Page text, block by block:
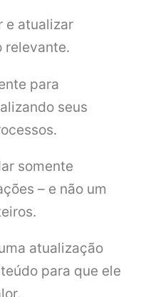
e atualizar
relevante.
para
seus
somente
– e não um
atualização
para que ele